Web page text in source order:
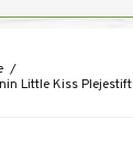
/
Little Kiss Plejestift